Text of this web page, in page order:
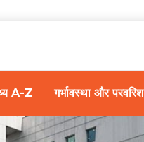
A-Z गर्भावस्था और परवरिश